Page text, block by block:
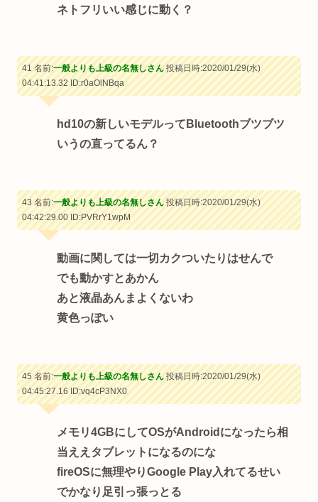
ネトフリいい感じに動く？
41 名前:一般よりも上級の名無しさん投稿日時:2020/01/29(水)
04:41:13.32ID:r0aOlNBqa
hd10の新しいモデルってBluetoothブツブツ
いうの直ってるん？
43 名前:一般よりも上級の名無しさん投稿日時:2020/01/29(水)
04:42:29.00ID:PVRrY1wpM
動画に関しては一切カクついたりはせんで
でも動かすとあかん
あと液晶あんまよくないわ
黄色っぽい
45 名前:一般よりも上級の名無しさん投稿日時:2020/01/29(水)
04:45:27.16ID:vq4cP3NX0
メモリ4GBにしてOSがAndroidになったら相
当ええタブレットになるのにな
fireOSに無理やりGoogle Play入れてるせい
でかなり足引っ張っとる